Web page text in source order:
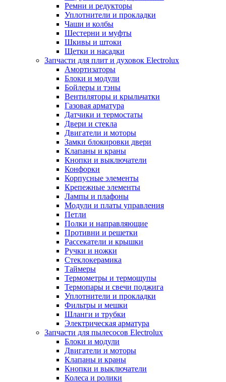
Ремни и редукторы
Уплотнители и прокладки
Чаши и колбы
Шестерни и муфты
Шкивы и штоки
Щетки и насадки
Запчасти для плит и духовок Electrolux
Амортизаторы
Блоки и модули
Бойлеры и тэны
Вентиляторы и крыльчатки
Газовая арматура
Датчики и термостаты
Двери и стекла
Двигатели и моторы
Замки блокировки двери
Клапаны и краны
Кнопки и выключатели
Конфорки
Корпусные элементы
Крепежные элементы
Лампы и плафоны
Модули и платы управления
Петли
Полки и направляющие
Противни и решетки
Рассекатели и крышки
Ручки и ножки
Стеклокерамика
Таймеры
Термометры и термощупы
Термопары и свечи поджига
Уплотнители и прокладки
Фильтры и мешки
Шланги и трубки
Электрическая арматура
Запчасти для пылесосов Electrolux
Блоки и модули
Двигатели и моторы
Клапаны и краны
Кнопки и выключатели
Колеса и ролики